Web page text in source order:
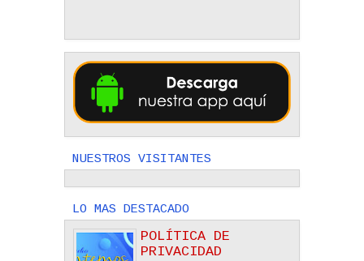
NUESTROS VISITANTES
LO MAS DESTACADO
POLÍTICA DE
PRIVACIDAD